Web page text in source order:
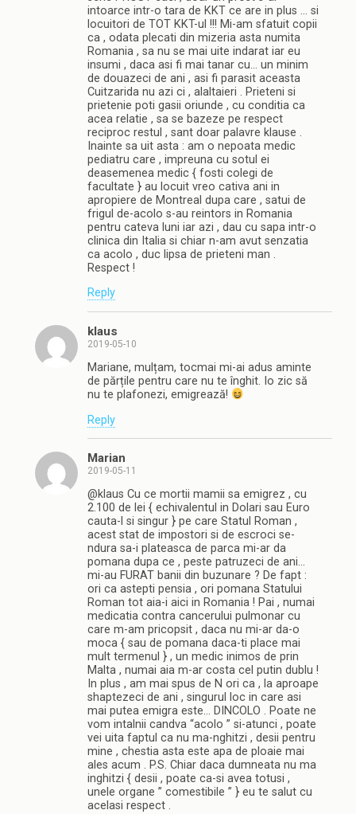
intoarce intr-o tara de KKT ce are in plus … si
locuitori de TOT KKT-ul !!! Mi-am sfatuit copii
ca , odata plecati din mizeria asta numita
Romania , sa nu se mai uite indarat iar eu
insumi , daca asi fi mai tanar cu… un minim
de douazeci de ani , asi fi parasit aceasta
Cuitzarida nu azi ci , alaltaieri . Prieteni si
prietenie poti gasii oriunde , cu conditia ca
acea relatie , sa se bazeze pe respect
reciproc restul , sant doar palavre klause .
Inainte sa uit asta : am o nepoata medic
pediatru care , impreuna cu sotul ei
deasemenea medic { fosti colegi de
facultate } au locuit vreo cativa ani in
apropiere de Montreal dupa care , satui de
frigul de-acolo s-au reintors in Romania
pentru cateva luni iar azi , dau cu sapa intr-o
clinica din Italia si chiar n-am avut senzatia
ca acolo , duc lipsa de prieteni man .
Respect !
Reply
klaus
2019-05-10
Mariane, mulțam, tocmai mi-ai adus aminte
de părțile pentru care nu te înghit. Io zic să
nu te plafonezi, emigrează!
Reply
Marian
2019-05-11
@klaus Cu ce mortii mamii sa emigrez , cu
2.100 de lei { echivalentul in Dolari sau Euro
cauta-l si singur } pe care Statul Roman ,
acest stat de impostori si de escroci se-
ndura sa-i plateasca de parca mi-ar da
pomana dupa ce , peste patruzeci de ani…
mi-au FURAT banii din buzunare ? De fapt :
ori ca astepti pensia , ori pomana Statului
Roman tot aia-i aici in Romania ! Pai , numai
medicatia contra cancerului pulmonar cu
care m-am pricopsit , daca nu mi-ar da-o
moca { sau de pomana daca-ti place mai
mult termenul } , un medic inimos de prin
Malta , numai aia m-ar costa cel putin dublu !
In plus , am mai spus de N ori ca , la aproape
shaptezeci de ani , singurul loc in care asi
mai putea emigra este… DINCOLO . Poate ne
vom intalnii candva “acolo ” si-atunci , poate
vei uita faptul ca nu ma-nghitzi , desii pentru
mine , chestia asta este apa de ploaie mai
ales acum . P.S. Chiar daca dumneata nu ma
inghitzi { desii , poate ca-si avea totusi ,
unele organe ” comestibile ” } eu te salut cu
acelasi respect .